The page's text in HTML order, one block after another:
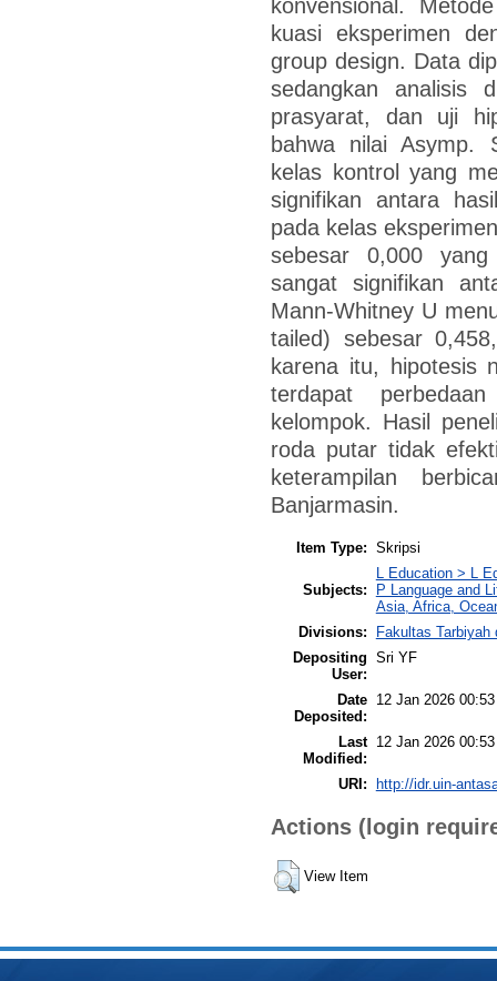
konvensional.
kuasi eksperimen
group design. Data
sedangkan analisis
prasyarat, dan uji
bahwa nilai Asymp.
kelas kontrol yang
signifikan antara
pada kelas
sebesar 0,000
sangat signifikan
Mann-Whitney U
tailed) sebesar
karena itu, hipotesis
terdapat
kelompok. Hasil
roda putar tidak
keterampilan
Banjarmasin.
Item Type: Skripsi
Subjects:
L Education > L
P Language and
Asia, Africa,
Divisions:
Fakultas Tarbiyah
Depositing
User:
Sri YF
Date
Deposited:
12 Jan 2026 00:53
Last
Modified:
12 Jan 2026 00:53
URI: http://idr.uin-
Actions (login
View Item